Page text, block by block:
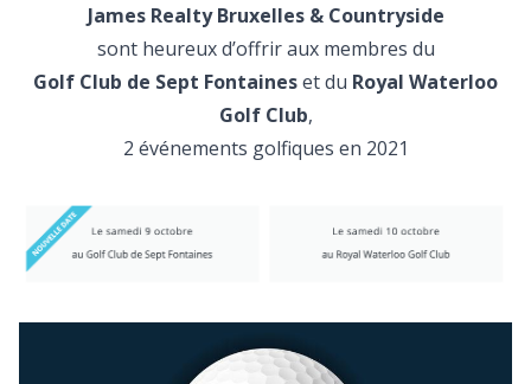
James Realty Bruxelles & Countryside
sont heureux d’offrir aux membres du
Golf Club de Sept Fontaineset du Royal Waterloo
Golf Club,
2 événements golfiques en 2021